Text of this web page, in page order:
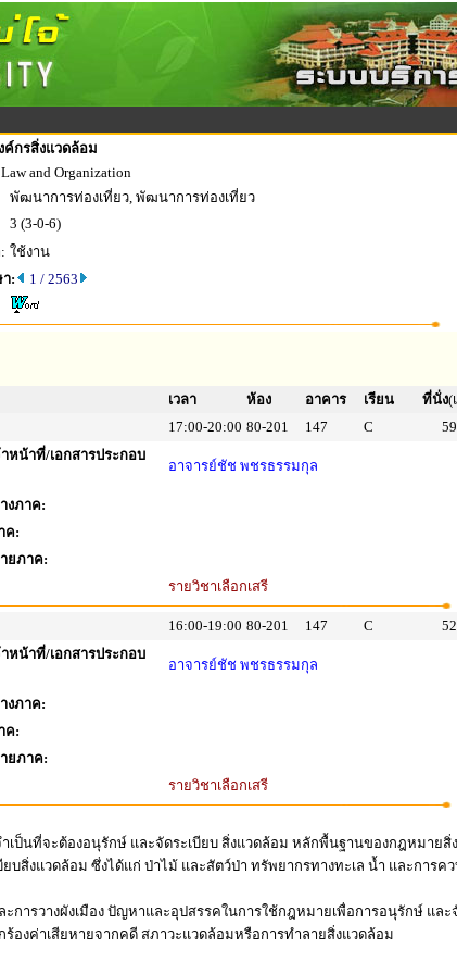
กรสิ่งแวดล้อม
and Organization
พัฒนาการท่องเที่ยว, พัฒนาการท่องเที่ยว
3 (3-0-6)
ใช้งาน
:
1 / 2563
เวลา ห้อง อาคาร เรียน ที่นั่ง(
17:00-20:00 80-201 147 C
าหน้าที่/เอกสารประกอบ
อาจารย์ชัช พชรธรรมกุล
งภาค:
ค:
ยภาค:
รายวิชาเลือกเสรี
16:00-19:00 80-201 147 C
าหน้าที่/เอกสารประกอบ
อาจารย์ชัช พชรธรรมกุล
งภาค:
ค:
ยภาค:
รายวิชาเลือกเสรี
เป็นที่จะต้องอนุรักษ์ และจัดระเบียบ สิ่งแวดล้อม หลักพื้นฐานของกฎหมาย
ยบสิ่งแวดล้อม ซึ่งได้แก่ ป่าไม้ และสัตว์ป่า ทรัพยากรทางทะเล น้ำ และการ
การวางผังเมือง ปัญหาและอุปสรรคในการใช้กฎหมายเพื่อการอนุรักษ์ และ
ร้องค่าเสียหายจากคดี สภาวะแวดล้อมหรือการทำลายสิ่งแวดล้อม